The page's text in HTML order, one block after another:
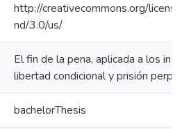
http://creativecommons.org/
nd/3.0/us/
El fin de la pena, aplicada a los
libertad condicional y prisión
bachelorThesis